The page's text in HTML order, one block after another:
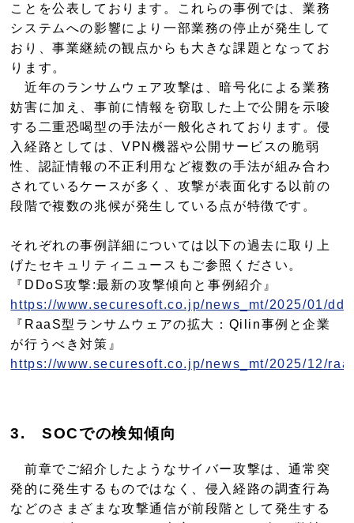
ことを公表しております。これらの事例では、業務
システムへの影響により一部業務の停止が発生して
おり、事業継続の観点からも大きな課題となってお
ります。
近年のランサムウェア攻撃は、暗号化による業務
妨害に加え、事前に情報を窃取した上で公開を示唆
する二重恐喝型の手法が一般化されております。侵
入経路としては、VPN機器や公開サービスの脆弱
性、認証情報の不正利用など複数の手法が組み合わ
されているケースが多く、攻撃が表面化する以前の
段階で複数の兆候が発生している点が特徴です。
それぞれの事例詳細については以下の過去に取り上
げたセキュリティニュースもご参照ください。
『DDoS攻撃:最新の攻撃傾向と事例紹介』
https://www.securesoft.co.jp/news_mt/2025/01/
『RaaS型ランサムウェアの拡大：Qilin事例と企業
が行うべき対策』
https://www.securesoft.co.jp/news_mt/2025/12/
3.SOCでの検知傾向
前章でご紹介したようなサイバー攻撃は、通常突
発的に発生するものではなく、侵入経路の調査行為
などのさまざまな攻撃通信が前段階として発生する